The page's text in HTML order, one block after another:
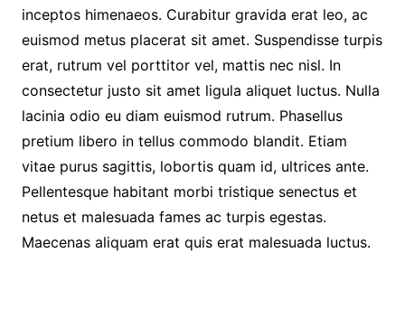
inceptos himenaeos. Curabitur gravida erat leo, ac
euismod metus placerat sit amet. Suspendisse turpis
erat, rutrum vel porttitor vel, mattis nec nisl. In
consectetur justo sit amet ligula aliquet luctus. Nulla
lacinia odio eu diam euismod rutrum. Phasellus
pretium libero in tellus commodo blandit. Etiam
vitae purus sagittis, lobortis quam id, ultrices ante.
Pellentesque habitant morbi tristique senectus et
netus et malesuada fames ac turpis egestas.
Maecenas aliquam erat quis erat malesuada luctus.